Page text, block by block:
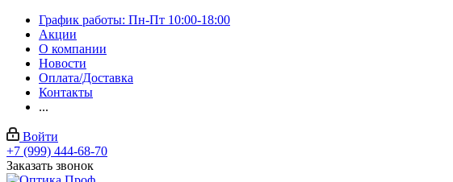
График работы: Пн-Пт 10:00-18:00
Акции
О компании
Новости
Оплата/Доставка
Контакты
...
Войти
+7 (999) 444-68-70
Заказать звонок